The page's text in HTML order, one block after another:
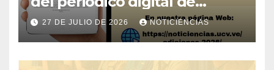
Noticiencias 2026
27 DE JULIO DE 2026 NOTICIENCIAS